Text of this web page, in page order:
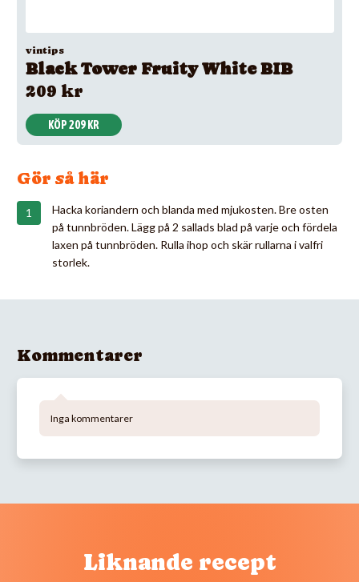
vintips
Black Tower Fruity White BIB
209 kr
KÖP 209 KR
Gör så här
Hacka koriandern och blanda med mjukosten. Bre osten
på tunnbröden. Lägg på 2 sallads blad på varje och fördela
laxen på tunnbröden. Rulla ihop och skär rullarna i valfri
storlek.
Kommentarer
Inga kommentarer
Liknande recept